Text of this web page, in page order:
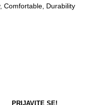
Comfortable, Durability